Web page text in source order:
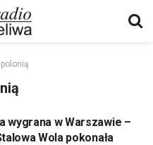
wygrana w Warszawie –
Wola pokonała